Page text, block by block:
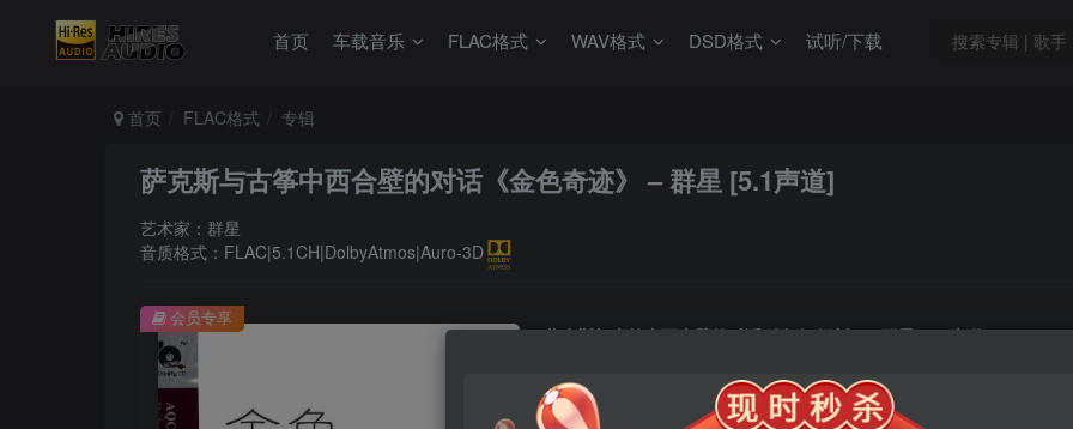
首页 车载音乐 FLAC格式 WAV格式 DSD格式 试听/下载
首页 FLAC格式 专辑
萨克斯与古筝中西合壁的对话《金色奇迹》 – 群星 [5.1声道]
艺术家：群星
音质格式：FLAC|5.1CH|DolbyAtmos|Auro-3D
萨克斯与古筝中西合壁的对话《金色奇迹》 – 群星 [5.1声道]
此内容为会员专享，请付费后查看
会员专享